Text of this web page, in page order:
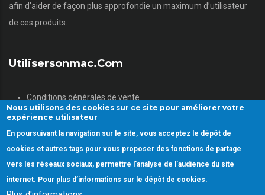
afin d’aider de façon plus approfondie un maximum d’utilisateur
de ces produits.
Utilisersonmac.com
Conditions générales de vente
Mentions légales
Politique des données personnelles
Gestion des Cookies
Nous utilisons des cookies sur ce site pour améliorer votre
expérience utilisateur
En poursuivant la navigation sur le site, vous acceptez le dépôt de
cookies et autres tags pour vous proposer des fonctions de partage
vers les réseaux sociaux, permettre l'analyse de l’audience du site
internet. Pour plus d’informations sur le dépôt de cookies.